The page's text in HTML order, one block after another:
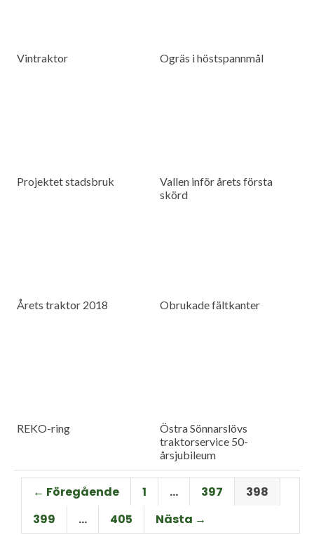
Vintraktor Ogräs i höstspannmål
Projektet stadsbruk
Vallen inför årets första
skörd
Årets traktor 2018 Obrukade fältkanter
REKO-ring
Östra Sönnarslövs
traktorservice 50-
årsjubileum
← Föregående 1 … 397
398
399
… 405 Nästa →